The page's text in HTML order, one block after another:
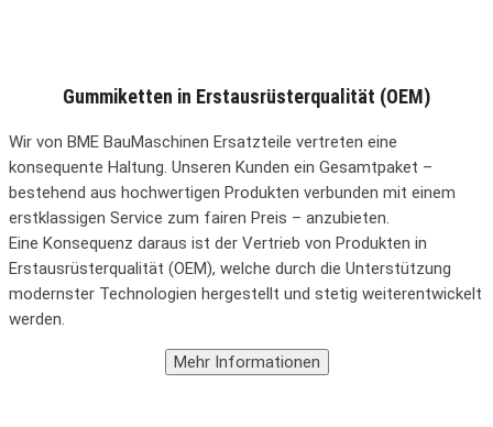
Gummiketten in Erstausrüsterqualität (OEM)
Wir von BME BauMaschinen Ersatzteile vertreten eine
konsequente Haltung. Unseren Kunden ein Gesamtpaket –
bestehend aus hochwertigen Produkten verbunden mit einem
erstklassigen Service zum fairen Preis – anzubieten.
Eine Konsequenz daraus ist der Vertrieb von Produkten in
Erstausrüsterqualität (OEM), welche durch die Unterstützung
modernster Technologien hergestellt und stetig weiterentwickelt
werden.